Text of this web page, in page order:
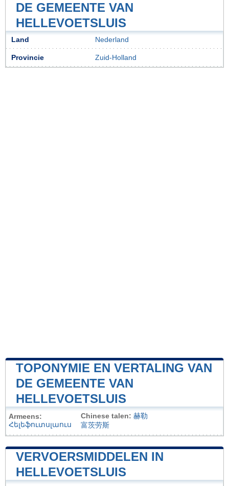
DE GEMEENTE VAN
HELLEVOETSLUIS
Land Nederland
Provincie Zuid-Holland
TOPONYMIE EN VERTALING VAN
DE GEMEENTE VAN
HELLEVOETSLUIS
Armeens:
Հելեֆուտսլաուս
Chinese talen: 赫勒
富茨劳斯
VERVOERSMIDDELEN IN
HELLEVOETSLUIS